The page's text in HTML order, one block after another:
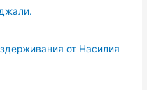
от Насилия